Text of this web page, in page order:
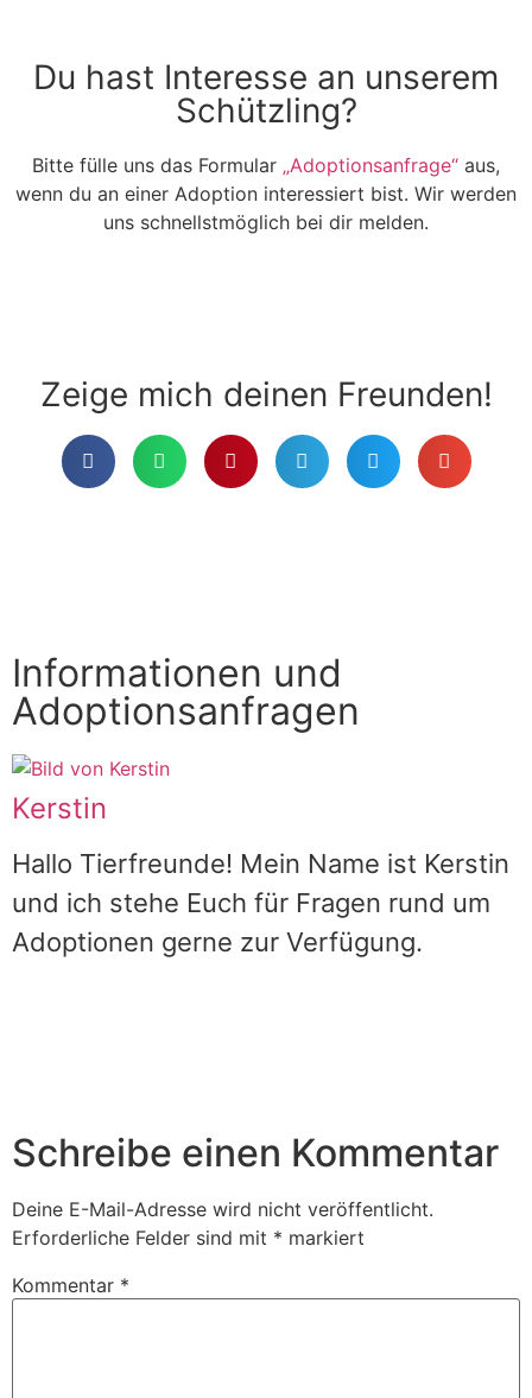
Du hast Interesse an unserem
Schützling?
Bitte fülle uns das Formular „Adoptionsanfrage“ aus,
wenn du an einer Adoption interessiert bist. Wir werden
uns schnellstmöglich bei dir melden.
Zeige mich deinen Freunden!
Informationen und
Adoptionsanfragen
Kerstin
Hallo Tierfreunde! Mein Name ist Kerstin
und ich stehe Euch für Fragen rund um
Adoptionen gerne zur Verfügung.
Schreibe einen Kommentar
Deine E-Mail-Adresse wird nicht veröffentlicht.
Erforderliche Felder sind mit * markiert
Kommentar *